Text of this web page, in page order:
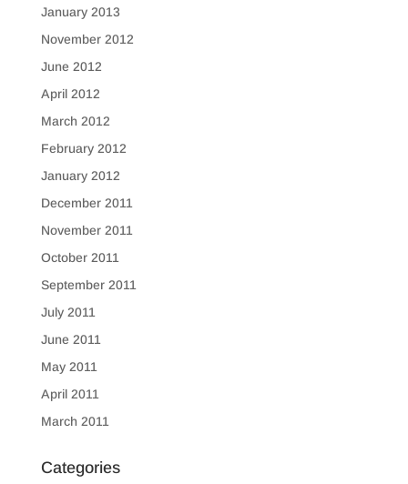
January 2013
November 2012
June 2012
April 2012
March 2012
February 2012
January 2012
December 2011
November 2011
October 2011
September 2011
July 2011
June 2011
May 2011
April 2011
March 2011
Categories